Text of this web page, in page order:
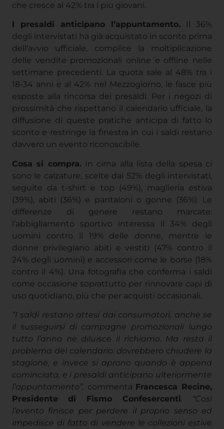
che cresce al 42% tra i più giovani.
I presaldi anticipano l’appuntamento. Il 36%
degli intervistati ha già acquistato in sconto prima
dell’avvio ufficiale, complice la moltiplicazione
delle vendite promozionali online e offline nelle
settimane precedenti. La quota sale al 48% tra i
18-34 anni e al 42% nel Mezzogiorno, le fasce più
esposte alla rincorsa dei presaldi. Per i negozi di
prossimità che rispettano il calendario ufficiale, la
diffusione di queste pratiche anticipa di fatto lo
sconto e restringe la finestra in cui i saldi restano
davvero un evento riconoscibile.
Cosa si compra.In cima alla lista della spesa ci
sono le calzature, scelte dal 52% degli intervistati,
seguite da t-shirt e top (49%), maglieria estiva
(39%), abiti (36%) e pantaloni o gonne (36%). Le
differenze di genere restano marcate:
l’abbigliamento sportivo interessa il 34% degli
uomini contro il 19% delle donne, mentre le
donne privilegiano abiti e vestiti (47% contro il
24% degli uomini) e accessori come le borse (18%
contro il 4%). Una fotografia che conferma i saldi
come occasione soprattutto per rinnovare capi di
uso quotidiano, più che per acquisti occasionali.
“I saldi restano attesi dai consumatori, anche se
il susseguirsi di campagne promozionali lungo
tutto l’anno ne diluisce il richiamo. Ma resta il
problema del calendario: dovrebbero chiudere la
stagione, e invece si aprono quando è appena
cominciata, e i presaldi anticipano ulteriormente
l’appuntamento”, commenta Francesca Recine,
Presidente di Fismo Confesercenti. “Così
l’evento finisce per perdere il proprio senso ed
impedisce di fatto di vendere le collezioni estive